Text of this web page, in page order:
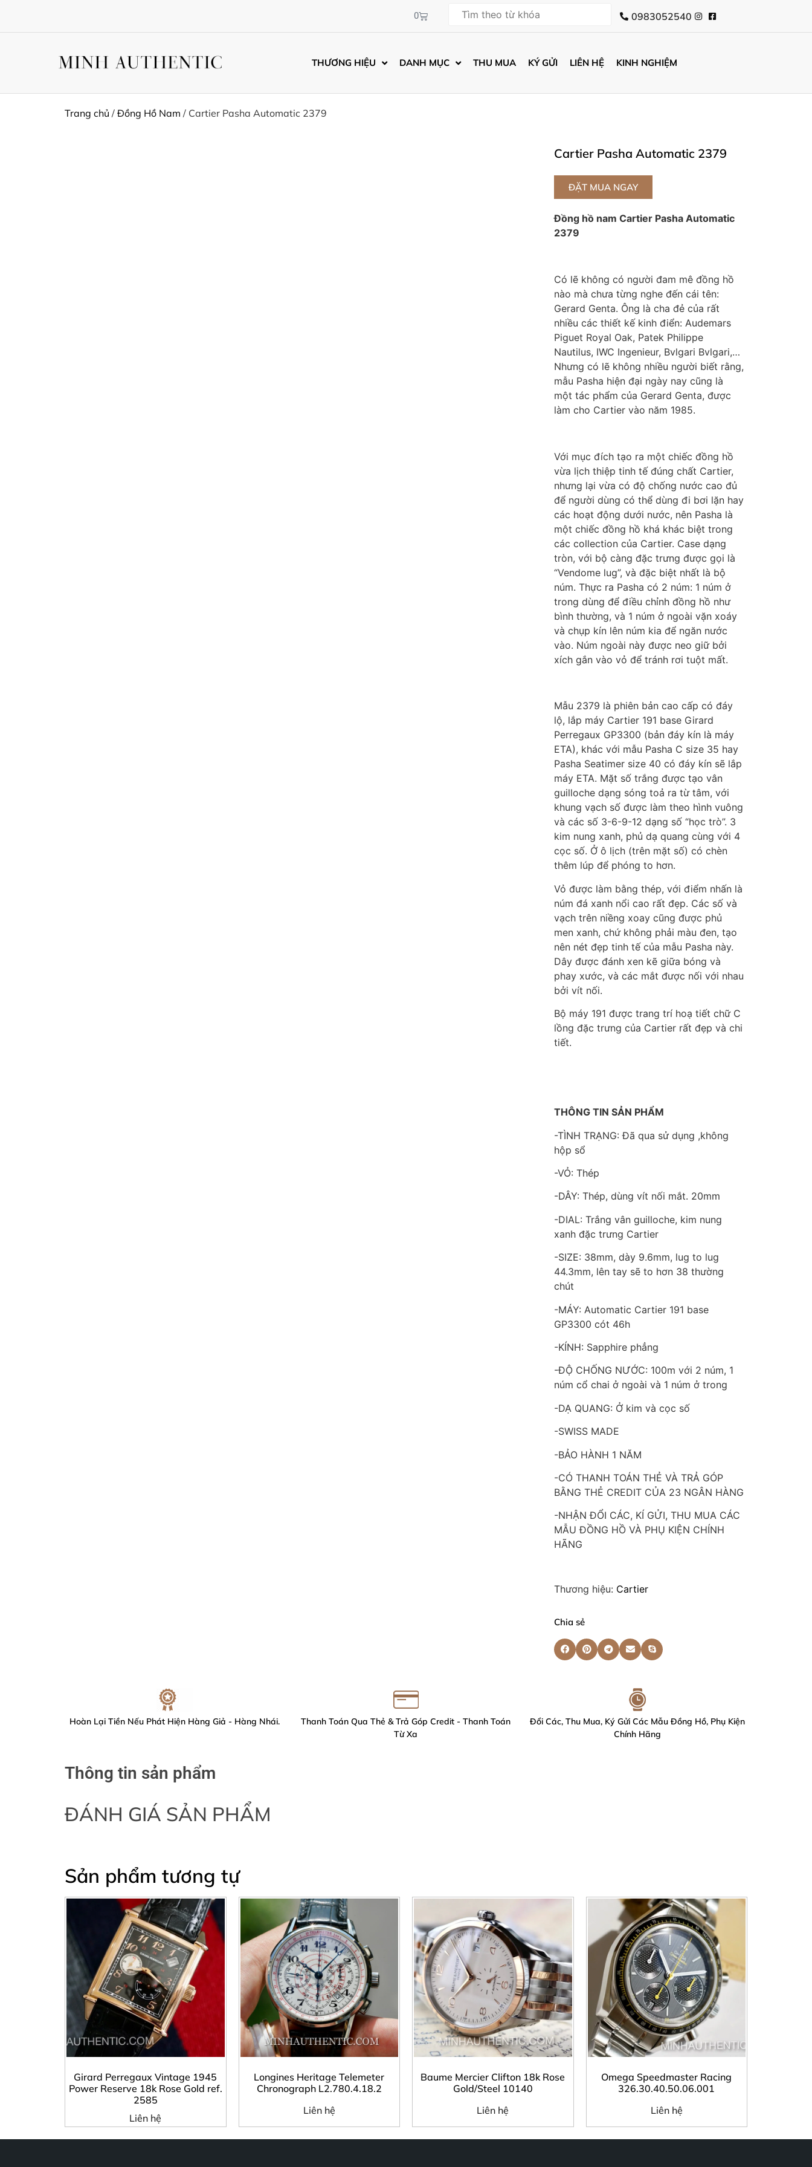
0 0983052540
THƯƠNG HIỆU DANH MỤC THU MUA KÝ GỬI LIÊN HỆ KINH NGHIỆM
Trang chủ / Đồng Hồ Nam / Cartier Pasha Automatic 2379
Cartier Pasha Automatic 2379
ĐẶT MUA NGAY
Đồng hồ nam Cartier Pasha Automatic
2379
Có lẽ không có người đam mê đồng hồ
nào mà chưa từng nghe đến cái tên:
Gerard Genta. Ông là cha đẻ của rất
nhiều các thiết kế kinh điển: Audemars
Piguet Royal Oak, Patek Philippe
Nautilus, IWC Ingenieur, Bvlgari Bvlgari,…
Nhưng có lẽ không nhiều người biết rằng,
mẫu Pasha hiện đại ngày nay cũng là
một tác phẩm của Gerard Genta, được
làm cho Cartier vào năm 1985.
Với mục đích tạo ra một chiếc đồng hồ
vừa lịch thiệp tinh tế đúng chất Cartier,
nhưng lại vừa có độ chống nước cao đủ
để người dùng có thể dùng đi bơi lặn hay
các hoạt động dưới nước, nên Pasha là
một chiếc đồng hồ khá khác biệt trong
các collection của Cartier. Case dạng
tròn, với bộ càng đặc trưng được gọi là
“Vendome lug”, và đặc biệt nhất là bộ
núm. Thực ra Pasha có 2 núm: 1 núm ở
trong dùng để điều chỉnh đồng hồ như
bình thường, và 1 núm ở ngoài vặn xoáy
và chụp kín lên núm kia để ngăn nước
vào. Núm ngoài này được neo giữ bởi
xích gắn vào vỏ để tránh rơi tuột mất.
Mẫu 2379 là phiên bản cao cấp có đáy
lộ, lắp máy Cartier 191 base Girard
Perregaux GP3300 (bản đáy kín là máy
ETA), khác với mẫu Pasha C size 35 hay
Pasha Seatimer size 40 có đáy kín sẽ lắp
máy ETA. Mặt số trắng được tạo vân
guilloche dạng sóng toả ra từ tâm, với
khung vạch số được làm theo hình vuông
và các số 3-6-9-12 dạng số “học trò”. 3
kim nung xanh, phủ dạ quang cùng với 4
cọc số. Ở ô lịch (trên mặt số) có chèn
thêm lúp để phóng to hơn.
Vỏ được làm bằng thép, với điểm nhấn là
núm đá xanh nổi cao rất đẹp. Các số và
vạch trên niềng xoay cũng được phủ
men xanh, chứ không phải màu đen, tạo
nên nét đẹp tinh tế của mẫu Pasha này.
Dây được đánh xen kẽ giữa bóng và
phay xước, và các mắt được nối với nhau
bởi vít nối.
Bộ máy 191 được trang trí hoạ tiết chữ C
lồng đặc trưng của Cartier rất đẹp và chi
tiết.
THÔNG TIN SẢN PHẨM
-TÌNH TRẠNG: Đã qua sử dụng ,không
hộp sổ
-VỎ: Thép
-DÂY: Thép, dùng vít nối mắt. 20mm
-DIAL: Trắng vân guilloche, kim nung
xanh đặc trưng Cartier
-SIZE: 38mm, dày 9.6mm, lug to lug
44.3mm, lên tay sẽ to hơn 38 thường
chút
-MÁY: Automatic Cartier 191 base
GP3300 cót 46h
-KÍNH: Sapphire phẳng
-ĐỘ CHỐNG NƯỚC: 100m với 2 núm, 1
núm cổ chai ở ngoài và 1 núm ở trong
-DẠ QUANG: Ở kim và cọc số
-SWISS MADE
-BẢO HÀNH 1 NĂM
-CÓ THANH TOÁN THẺ VÀ TRẢ GÓP
BẰNG THẺ CREDIT CỦA 23 NGÂN HÀNG
-NHẬN ĐỔI CÁC, KÍ GỬI, THU MUA CÁC
MẪU ĐỒNG HỒ VÀ PHỤ KIỆN CHÍNH
HÃNG
Thương hiệu: Cartier
Chia sẻ
Hoàn Lại Tiền Nếu Phát Hiện Hàng Giả - Hàng Nhái.
Thanh Toán Qua Thẻ & Trả Góp Credit - Thanh Toán
Từ Xa
Đổi Các, Thu Mua, Ký Gửi Các Mẫu Đồng Hồ, Phụ Kiện
Chính Hãng
Thông tin sản phẩm
ĐÁNH GIÁ SẢN PHẨM
Sản phẩm tương tự
Girard Perregaux Vintage 1945
Power Reserve 18k Rose Gold ref.
2585
Liên hệ
Longines Heritage Telemeter
Chronograph L2.780.4.18.2
Liên hệ
Baume Mercier Clifton 18k Rose
Gold/Steel 10140
Liên hệ
Omega Speedmaster Racing
326.30.40.50.06.001
Liên hệ